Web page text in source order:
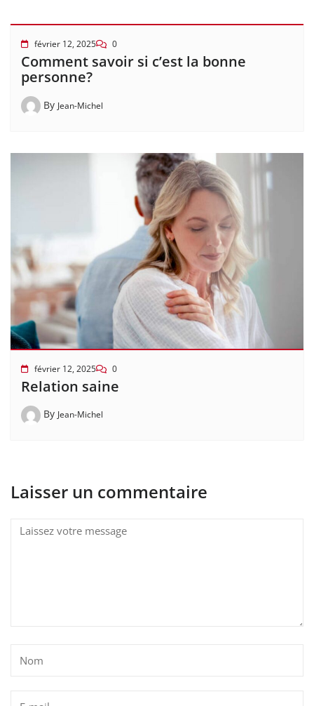
février 12, 2025 0
Comment savoir si c’est la bonne
personne?
By Jean-Michel
février 12, 2025 0
Relation saine
By Jean-Michel
Laisser un commentaire